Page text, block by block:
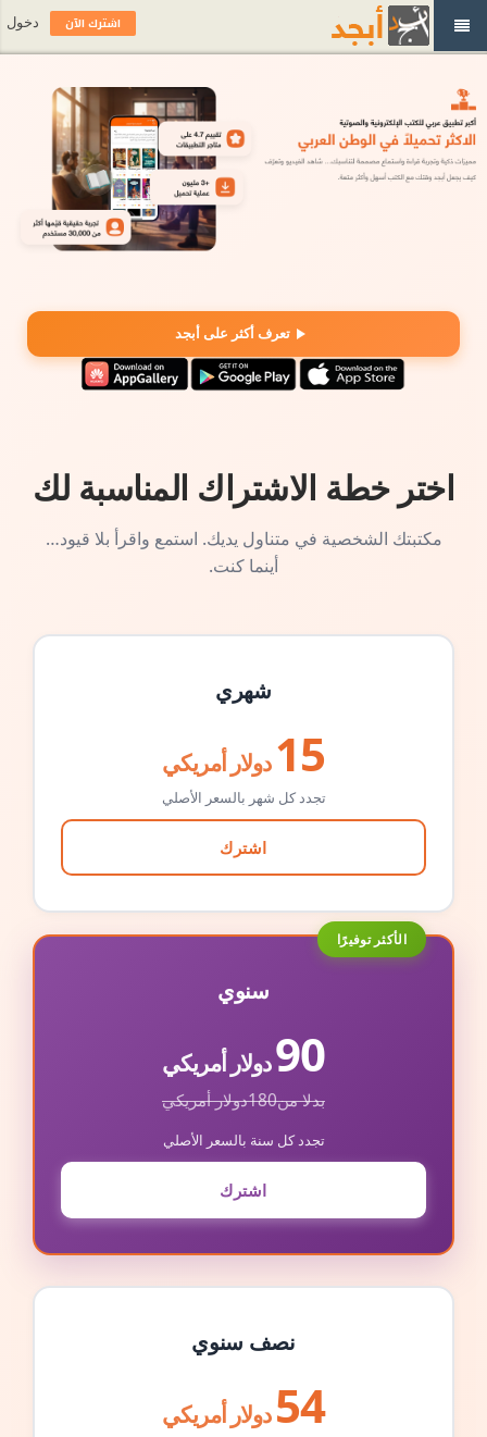
تعرف أكثر على أبجد
اختر خطة الاشتراك المناسبة لك
مكتبتك الشخصية في متناول يديك. استمع واقرأ بلا قيود…
أينما كنت.
شهري
15 دولار أمريكي
تجدد كل شهر بالسعر الأصلي
اشترك
الأكثر توفيرًا
سنوي
90دولار أمريكي
بدلا من180دولار أمريكي
تجدد كل سنة بالسعر الأصلي
اشترك
نصف سنوي
54 دولار أمريكي
اشترك الآن دخول